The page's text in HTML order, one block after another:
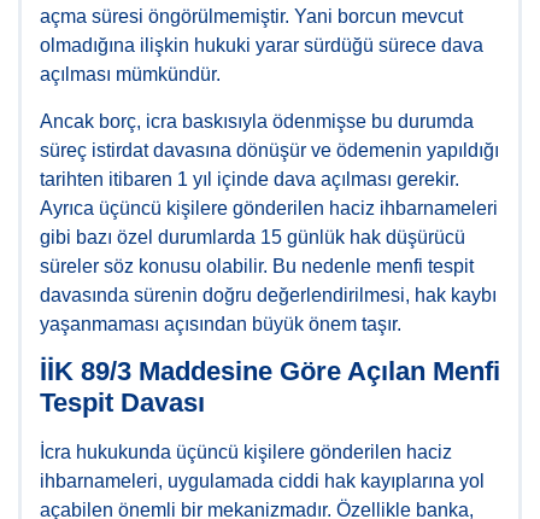
açma süresi öngörülmemiştir. Yani borcun mevcut
olmadığına ilişkin hukuki yarar sürdüğü sürece dava
açılması mümkündür.
Ancak borç, icra baskısıyla ödenmişse bu durumda
süreç istirdat davasına dönüşür ve ödemenin yapıldığı
tarihten itibaren 1 yıl içinde dava açılması gerekir.
Ayrıca üçüncü kişilere gönderilen haciz ihbarnameleri
gibi bazı özel durumlarda 15 günlük hak düşürücü
süreler söz konusu olabilir. Bu nedenle menfi tespit
davasında sürenin doğru değerlendirilmesi, hak kaybı
yaşanmaması açısından büyük önem taşır.
İİK 89/3 Maddesine Göre Açılan Menfi
Tespit Davası
İcra hukukunda üçüncü kişilere gönderilen haciz
ihbarnameleri, uygulamada ciddi hak kayıplarına yol
açabilen önemli bir mekanizmadır. Özellikle banka,